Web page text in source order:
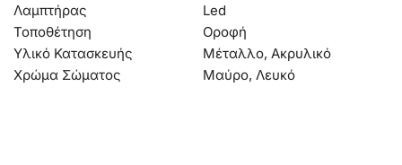
Λαμπτήρας
Led
Τοποθέτηση
Οροφή
Υλικό Κατασκευής
Μέταλλο, Ακρυλικό
Χρώμα Σώματος
Μαύρο, Λευκό